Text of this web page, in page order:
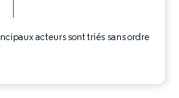
acteurs sont triés sans ordre